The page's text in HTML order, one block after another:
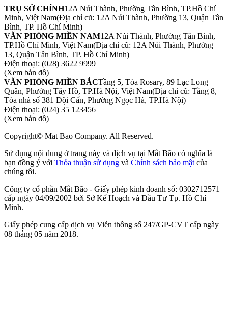
TRỤ SỞ CHÍNH12A Núi Thành, Phường Tân Bình, TP.Hồ Chí
Minh, Việt Nam(Địa chỉ cũ: 12A Núi Thành, Phường 13, Quận Tân
Bình, TP. Hồ Chí Minh)
VĂN PHÒNG MIỀN NAM12A Núi Thành, Phường Tân Bình,
TP.Hồ Chí Minh, Việt Nam(Địa chỉ cũ: 12A Núi Thành, Phường
13, Quận Tân Bình, TP. Hồ Chí Minh)
Điện thoại: (028) 3622 9999
(Xem bản đồ)
VĂN PHÒNG MIỀN BẮCTầng 5, Tòa Rosary, 89 Lạc Long
Quân, Phường Tây Hồ, TP.Hà Nội, Việt Nam(Địa chỉ cũ: Tầng 8,
Tòa nhà số 381 Đội Cấn, Phường Ngọc Hà, TP.Hà Nội)
Điện thoại: (024) 35 123456
(Xem bản đồ)
Copyright© Mat Bao Company. All Reserved.
Sử dụng nội dung ở trang này và dịch vụ tại Mắt Bão có nghĩa là
bạn đồng ý với Thỏa thuận sử dụng và Chính sách bảo mật của
chúng tôi.
Công ty cổ phần Mắt Bão - Giấy phép kinh doanh số: 0302712571
cấp ngày 04/09/2002 bởi Sở Kế Hoạch và Đầu Tư Tp. Hồ Chí
Minh.
Giấy phép cung cấp dịch vụ Viễn thông số 247/GP-CVT cấp ngày
08 tháng 05 năm 2018.